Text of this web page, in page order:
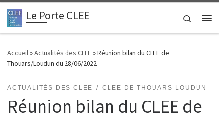
Passer au contenu
Le Porte CLEE
Search
Accueil»Actualités des CLEE»Réunion bilan du CLEE de
Thouars/Loudun du 28/06/2022
ACTUALITÉS DES CLEE CLEE DE THOUARS-LOUDUN
Réunion bilan du CLEE de